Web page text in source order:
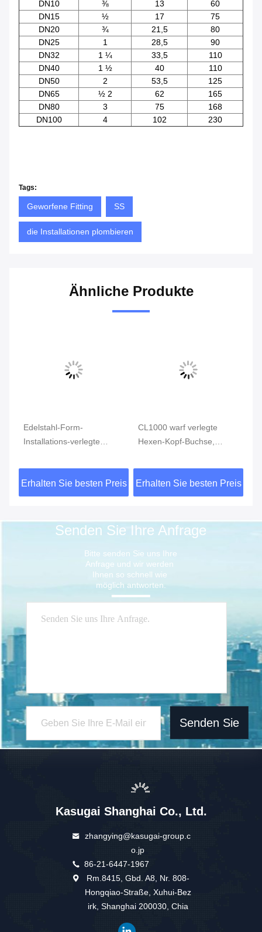
DN10
⅜ 13
60
DN15
½ 17
75
DN20
¾ 21,5
80
DN25
1 28,5
90
DN32
1 ¼ 33,5
110
DN40
1 ½ 40
110
DN50
2 53,5
125
DN65
½ 2 62
165
DN80
3 75
168
DN100
4 102 230
Tags:
Geworfene Fitting SS
die Installationen plombieren
Ähnliche Produkte
Edelstahl-Form-
Installations-verlegte
114 CL150 AISI 304
Erhalten Sie besten Preis
CL1000 warf verlegte
Hexen-Kopf-Buchse,
ASTM A351
Erhalten Sie besten Preis
Senden Sie Ihre Anfrage
Bitte senden Sie uns Ihre
Anfrage und wir werden
Ihnen so schnell wie
möglich antworten.
Senden Sie
Kasugai Shanghai Co., Ltd.
zhangying@kasugai-group.c
o.jp
86-21-6447-1967
Rm.8415, Gbd. A8, Nr. 808-
Hongqiao-Straße, Xuhui-Bez
irk, Shanghai 200030, Chia